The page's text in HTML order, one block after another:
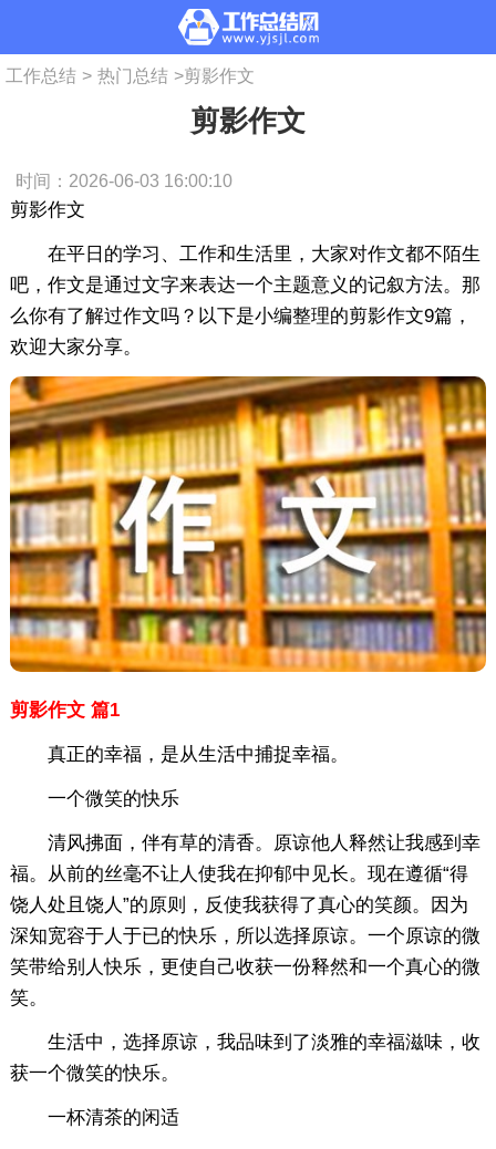
工作总结 > 热门总结 >剪影作文
剪影作文
时间：2026-06-03 16:00:10
剪影作文
在平日的学习、工作和生活里，大家对作文都不陌生
吧，作文是通过文字来表达一个主题意义的记叙方法。那
么你有了解过作文吗？以下是小编整理的剪影作文9篇，
欢迎大家分享。
剪影作文 篇1
真正的幸福，是从生活中捕捉幸福。
一个微笑的快乐
清风拂面，伴有草的清香。原谅他人释然让我感到幸
福。从前的丝毫不让人使我在抑郁中见长。现在遵循“得
饶人处且饶人”的原则，反使我获得了真心的笑颜。因为
深知宽容于人于已的快乐，所以选择原谅。一个原谅的微
笑带给别人快乐，更使自己收获一份释然和一个真心的微
笑。
生活中，选择原谅，我品味到了淡雅的幸福滋味，收
获一个微笑的快乐。
一杯清茶的闲适